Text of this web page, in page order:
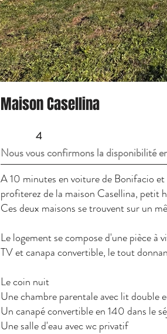
Maison Casellina
4
Nous vous confirmons la disponibilité
A 10 minutes en voiture de Bonifacio
profiterez de la maison Casellina, petit
Ces deux maisons se trouvent sur un
Le logement se compose d'une pièce à
TV et canapa convertible, le tout
Le coin nuit
Une chambre parentale avec lit double
Un canapé convertible en 140 dans le
Une salle d'eau avec wc privatif